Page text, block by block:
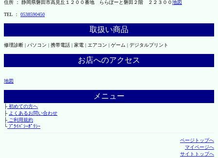
住所 ： 静岡県磐田市高見丘１２００番地 ららぽーと磐田２階 ２２３００地図
TEL ： 0538590450
取扱い商品
修理診断 | パソコン | 携帯電話 | 家電 | エアコン | ゲーム | デジタルプリント
お店へのアクセス
地図
メニュー
├初めての方へ
├ よくあるお問い合わせ
├ご利用規約
└ﾌﾟﾗｲﾊﾞｼｰﾎﾟﾘｼｰ
ページトップへ
マイページへ
サイトトップへ